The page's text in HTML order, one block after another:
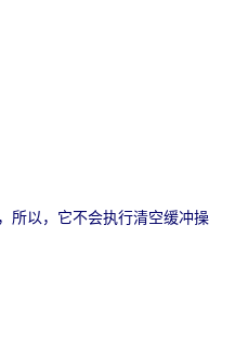
所以，它不会执行清空缓冲操